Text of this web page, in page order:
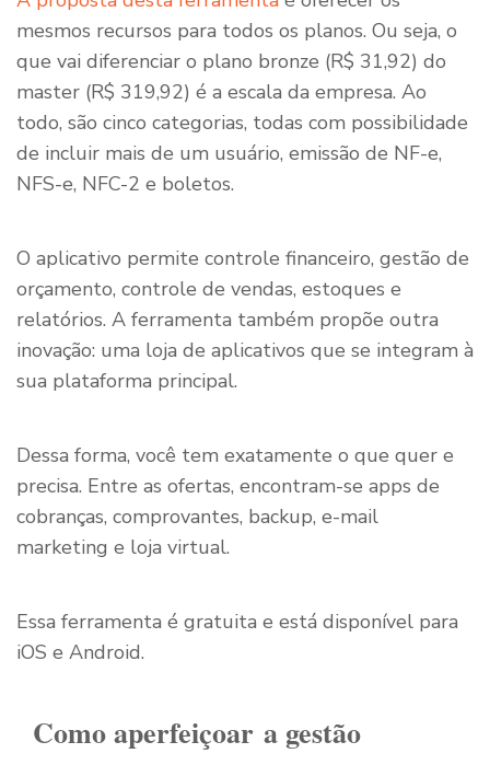
mesmos recursos para todos os planos. Ou seja, o
que vai diferenciar o plano bronze (R$ 31,92) do
master (R$ 319,92) é a escala da empresa. Ao
todo, são cinco categorias, todas com possibilidade
de incluir mais de um usuário, emissão de NF-e,
NFS-e, NFC-2 e boletos.
O aplicativo permite controle financeiro, gestão de
orçamento, controle de vendas, estoques e
relatórios. A ferramenta também propõe outra
inovação: uma loja de aplicativos que se integram à
sua plataforma principal.
Dessa forma, você tem exatamente o que quer e
precisa. Entre as ofertas, encontram-se apps de
cobranças, comprovantes, backup, e-mail
marketing e loja virtual.
Essa ferramenta é gratuita e está disponível para
iOS e Android.
Como aperfeiçoar a gestão